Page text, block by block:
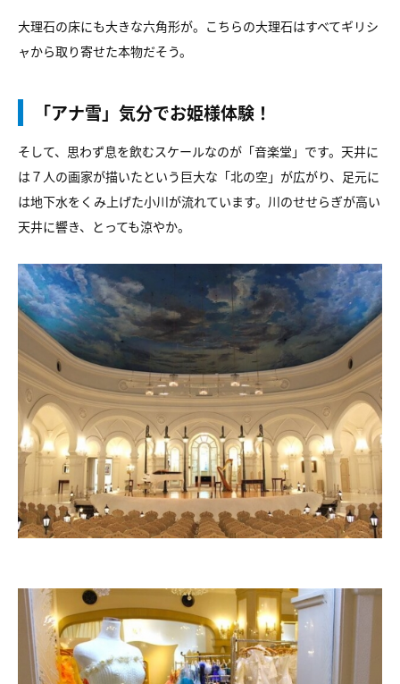
大理石の床にも大きな六角形が。こちらの大理石はすべてギリシ
ャから取り寄せた本物だそう。
「アナ雪」気分でお姫様体験！
そして、思わず息を飲むスケールなのが「音楽堂」です。天井に
は７人の画家が描いたという巨大な「北の空」が広がり、足元に
は地下水をくみ上げた小川が流れています。川のせせらぎが高い
天井に響き、とっても涼やか。